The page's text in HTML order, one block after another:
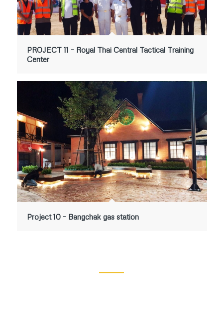
PROJECT 11 – Royal Thai Central Tactical Training
Center
Project 10 – Bangchak gas station